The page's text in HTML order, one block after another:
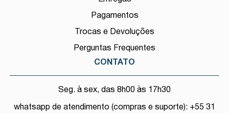
Pagamentos
Trocas e Devoluções
Perguntas Frequentes
CONTATO
Seg. à sex, das 8h00 às 17h30
whatsapp de atendimento (compras e suporte): +55 31